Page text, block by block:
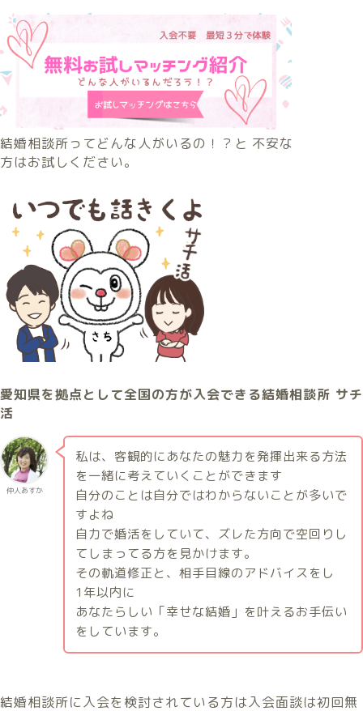
結婚相談所ってどんな人がいるの！？と 不安な
方はお試しください。
愛知県を拠点として全国の方が入会できる結婚相談所 サチ
活
仲人あすか
私は、客観的にあなたの魅力を発揮出来る方法
を一緒に考えていくことができます
自分のことは自分ではわからないことが多いで
すよね
自力で婚活をしていて、ズレた方向で空回りし
てしまってる方を見かけます。
その軌道修正と、相手目線のアドバイスをし
1 年以内に
あなたらしい「幸せな結婚」を叶えるお手伝い
をしています。
結婚相談所に入会を検討されている方は入会面談は初回無